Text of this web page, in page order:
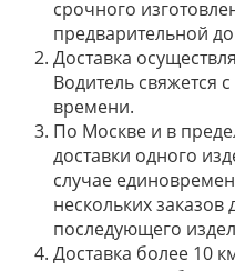
срочного
предварительной
Доставка
Водитель свяжется
времени.
По Москве и в
доставки одного
случае
нескольких заказов
последующего
Доставка более 10